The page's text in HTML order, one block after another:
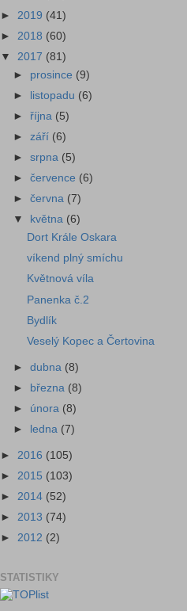
► 2019 (41)
► 2018 (60)
▼ 2017 (81)
► prosince (9)
► listopadu (6)
►října (5)
►září (6)
►srpna (5)
►července (6)
►června (7)
▼
května (6)
Dort Krále Oskara
víkend plný smíchu
Květnová víla
Panenka č.2
Bydlík
Veselý Kopec a Čertovina
►dubna (8)
►
března (8)
► února (8)
►
ledna (7)
► 2016 (105)
► 2015 (103)
► 2014 (52)
► 2013 (74)
► 2012 (2)
STATISTIKY